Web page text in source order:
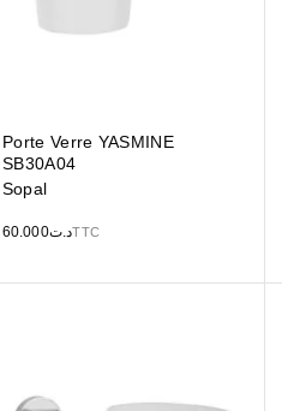
Porte Verre YASMINE
SB30A04
Sopal
د.ت60.000 TTC